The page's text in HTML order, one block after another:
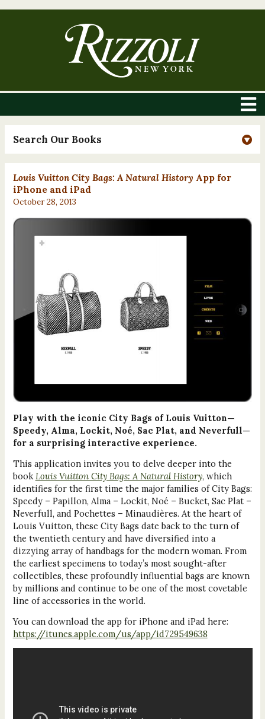
Search Our Books
Louis Vuitton City Bags: A Natural History App for
iPhone and iPad
October 28, 2013
Play with the iconic City Bags of Louis Vuitton—
Speedy, Alma, Lockit, Noé, Sac Plat, and Neverfull—
for a surprising interactive experience.
This application invites you to delve deeper into the
bookLouis Vuitton City Bags: A Natural History, which
identifies for the first time the major families of City Bags:
Speedy – Papillon, Alma – Lockit, Noé – Bucket, Sac Plat –
Neverfull, and Pochettes – Minaudières. At the heart of
Louis Vuitton, these City Bags date back to the turn of
the twentieth century and have diversified into a
dizzying array of handbags for the modern woman. From
the earliest specimens to today’s most sought-after
collectibles, these profoundly influential bags are known
by millions and continue to be one of the most covetable
line of accessories in the world.
You can download the app for iPhone and iPad here:
https://itunes.apple.com/us/app/id729549638